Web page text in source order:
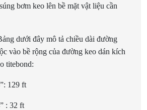
bơm keo lên bề mặt vật liệu cần
dưới đây mô tả chiều dài đường
vào bề rộng của đường keo dán kích
titebond:
129 ft
: 32 ft